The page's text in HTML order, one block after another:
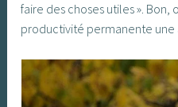
faire des choses utiles ». Bon,
productivité permanente une